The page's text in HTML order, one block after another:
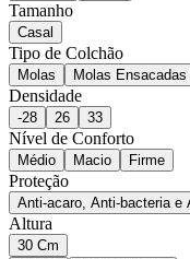
Tamanho
Casal
Tipo de Colchão
Molas Molas Ensacadas
Densidade
-28 26 33
Nível de Conforto
Médio Macio Firme
Proteção
Anti-acaro, Anti-bacteria e
Altura
30 Cm